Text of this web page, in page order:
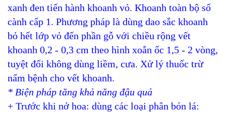
xanh đen tiến hành khoanh vỏ. Khoanh toàn bộ số
cành cấp 1. Phương pháp là dùng dao sắc khoanh
bỏ hết lớp vỏ đến phần gỗ với chiều rộng vết
khoanh 0,2 - 0,3 cm theo hình xoắn ốc 1,5 - 2 vòng,
tuyệt đối không dùng liềm, cưa. Xử lý thuốc trừ
nấm bệnh cho vết khoanh.
* Biện pháp tăng khả năng đậu quả
+ Trước khi nở hoa: dùng các loại phân bón lá: